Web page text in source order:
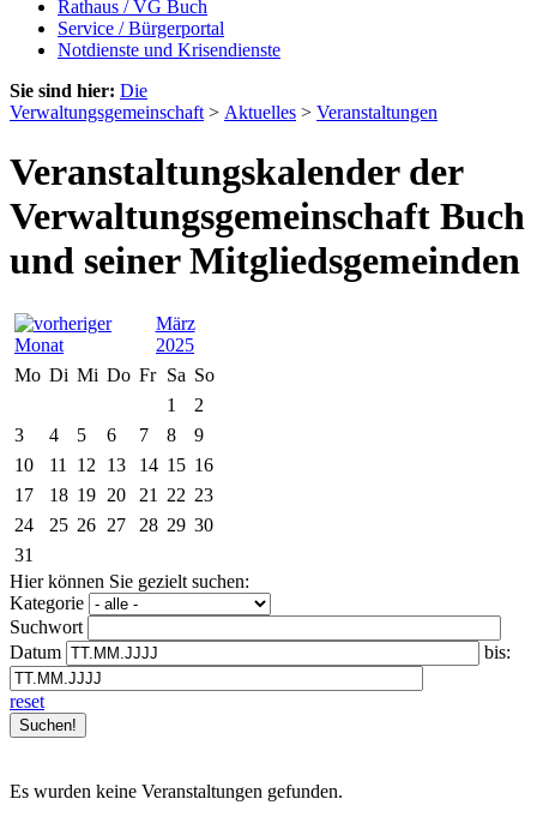
Rathaus / VG Buch
Service / Bürgerportal
Notdienste und Krisendienste
Sie sind hier: Die
Verwaltungsgemeinschaft > Aktuelles > Veranstaltungen
Veranstaltungskalender der
Verwaltungsgemeinschaft Buch
und seiner Mitgliedsgemeinden
März
2025
Mo Di Mi Do Fr Sa So
1
2
3
4 5 6 7 8
9
10
11 12 13 14 15 16
17
18 19 20 21 22 23
24
25 26 27 28 29 30
31
Hier können Sie gezielt suchen:
Kategorie
Suchwort
Datum
bis:
reset
Es wurden keine Veranstaltungen gefunden.